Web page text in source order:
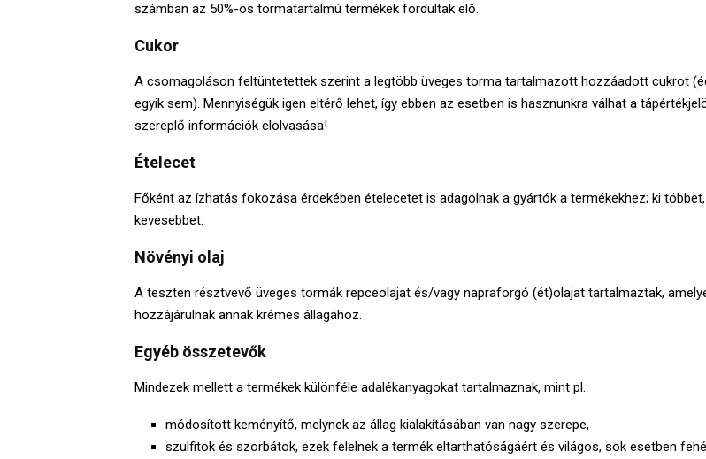
számban az 50%-os tormatartalmú termékek fordultak elő.
Cukor
A csomagoláson feltüntetettek szerint a legtöbb üveges torma tartalmazott hozzáadott cukrot
egyik sem). Mennyiségük igen eltérő lehet, így ebben az esetben is hasznunkra válhat a
szereplő információk elolvasása!
Ételecet
Főként az ízhatás fokozása érdekében ételecetet is adagolnak a gyártók a termékekhez; ki
kevesebbet.
Növényi olaj
A teszten résztvevő üveges tormák repceolajat és/vagy napraforgó (ét)olajat tartalmaztak,
hozzájárulnak annak krémes állagához.
Egyéb összetevők
Mindezek mellett a termékek különféle adalékanyagokat tartalmaznak, mint pl.:
módosított keményítő, melynek az állag kialakításában van nagy szerepe,
szulfitok és szorbátok, ezek felelnek a termék eltarthatóságáért és világos, sok esetben